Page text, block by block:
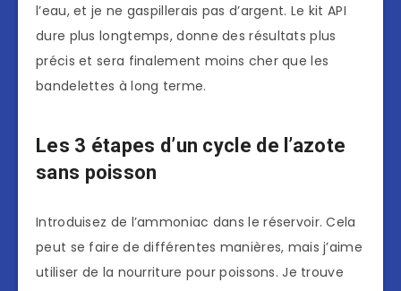
l’eau, et je ne gaspillerais pas d’argent. Le kit API
dure plus longtemps, donne des résultats plus
précis et sera finalement moins cher que les
bandelettes à long terme.
Les 3 étapes d’un cycle de l’azote
sans poisson
Introduisez de l’ammoniac dans le réservoir. Cela
peut se faire de différentes manières, mais j’aime
utiliser de la nourriture pour poissons. Je trouve